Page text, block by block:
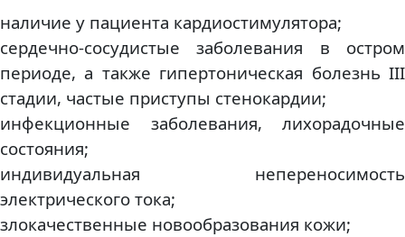
наличие у пациента кардиостимулятора;
сердечно-сосудистые заболевания в остром
периоде, а также гипертоническая болезнь III
стадии, частые приступы стенокардии;
инфекционные заболевания, лихорадочные
состояния;
индивидуальная непереносимость
электрического тока;
злокачественные новообразования кожи;